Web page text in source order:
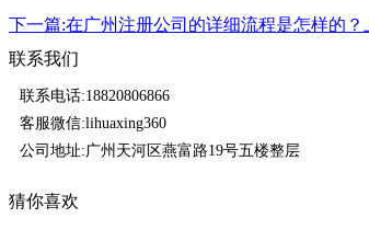
下一篇:在广州注册公司的详细流程是怎样的？
联系我们
联系电话:18820806866
客服微信:lihuaxing360
公司地址:广州天河区燕富路19号五楼整层
猜你喜欢